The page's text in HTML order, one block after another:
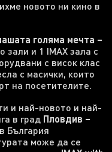
новото ни кино в
голяма мечта –
зали и 1 IMAX зала с
с висок клас
с масички, които
на посетителите.
и най-новото и най-
в град Пловдив –
България
може да се